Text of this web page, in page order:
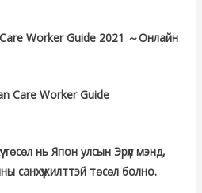
Worker Guide 2021 ～Онлайн
Care Worker Guide
улсын Эрүүл мэнд,
санхүүжилттэй тѳсѳл болно.